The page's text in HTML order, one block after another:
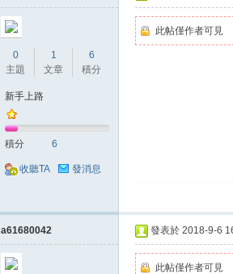
0
主題
1
文章
6
積分
新手上路
積分 6
收聽TA 發消息
此帖僅作者可見
a61680042 發表於 2018-9-6
此帖僅作者可見